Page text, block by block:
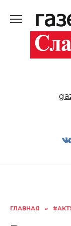
содержанию
ГЛАВНАЯ »